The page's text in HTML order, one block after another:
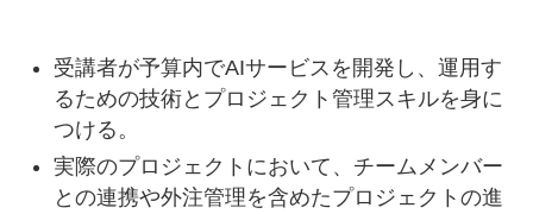
受講者が予算内でAIサービスを開発し、運用す
るための技術とプロジェクト管理スキルを身に
つける。
実際のプロジェクトにおいて、チームメンバー
との連携や外注管理を含めたプロジェクトの進